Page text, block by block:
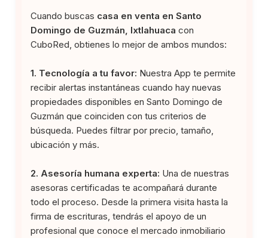
Cuando buscas casa en venta en Santo
Domingo de Guzmán, Ixtlahuaca con
CuboRed, obtienes lo mejor de ambos mundos:
1. Tecnología a tu favor: Nuestra App te permite
recibir alertas instantáneas cuando hay nuevas
propiedades disponibles en Santo Domingo de
Guzmán que coinciden con tus criterios de
búsqueda. Puedes filtrar por precio, tamaño,
ubicación y más.
2. Asesoría humana experta: Una de nuestras
asesoras certificadas te acompañará durante
todo el proceso. Desde la primera visita hasta la
firma de escrituras, tendrás el apoyo de un
profesional que conoce el mercado inmobiliario